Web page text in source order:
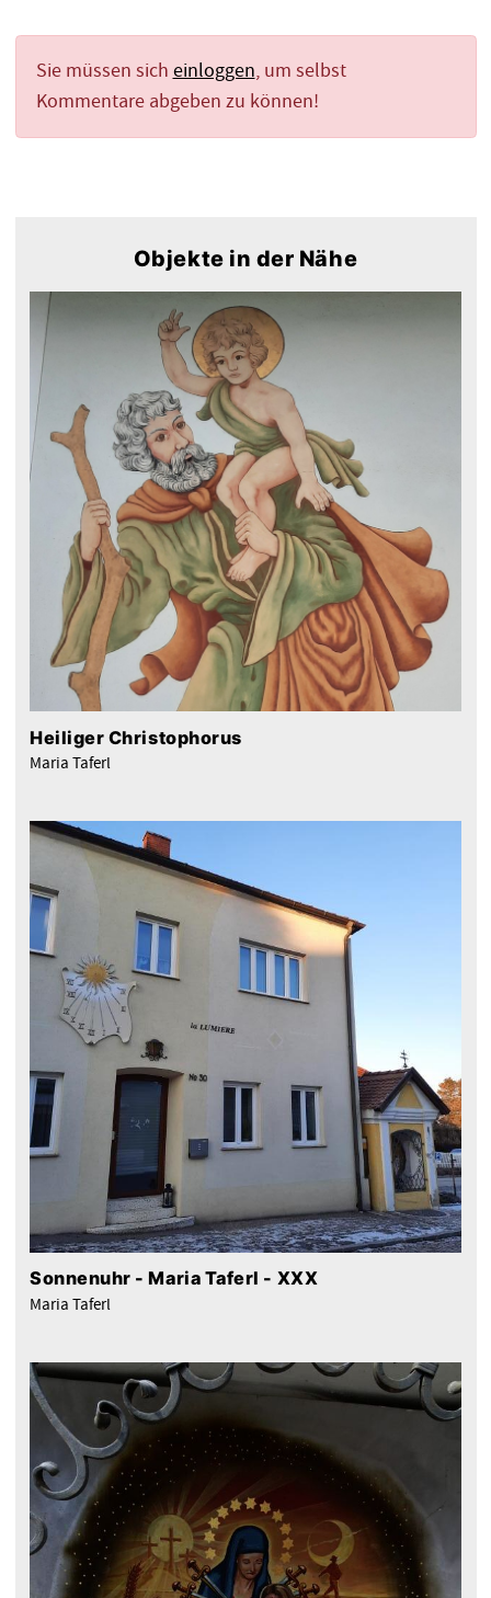
Sie müssen sich einloggen, um selbst
Kommentare abgeben zu können!
Objekte in der Nähe
Heiliger Christophorus
Maria Taferl
Sonnenuhr - Maria Taferl - XXX
Maria Taferl